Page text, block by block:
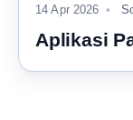
14 Apr 2026
Aplikasi